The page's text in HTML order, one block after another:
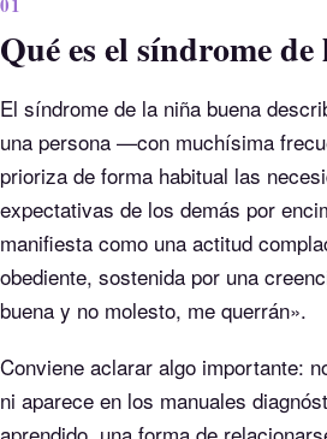
Qué es el síndrome
El síndrome de la niña buena
una persona —con muchísima
prioriza de forma habitual las
expectativas de los demás por
manifiesta como una actitud
obediente, sostenida por una
buena y no molesto, me querrán».
Conviene aclarar algo importante:
ni aparece en los manuales